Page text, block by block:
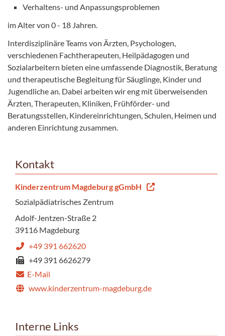
Verhaltens- und Anpassungsproblemen
im Alter von 0 - 18 Jahren.
Interdisziplinäre Teams von Ärzten, Psychologen,
verschiedenen Fachtherapeuten, Heilpädagogen und
Sozialarbeitern bieten eine umfassende Diagnostik, Beratung
und therapeutische Begleitung für Säuglinge, Kinder und
Jugendliche an. Dabei arbeiten wir eng mit überweisenden
Ärzten, Therapeuten, Kliniken, Frühförder- und
Beratungsstellen, Kindereinrichtungen, Schulen, Heimen und
anderen Einrichtung zusammen.
Kontakt
Kinderzentrum Magdeburg gGmbH
Sozialpädiatrisches Zentrum
Adolf-Jentzen-Straße 2
39116 Magdeburg
+49 391 662620
+49 391 6626279
E-Mail
www.kinderzentrum-magdeburg.de
Interne Links